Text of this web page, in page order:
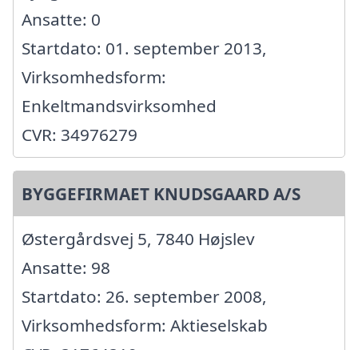
Ansatte: 0
Startdato: 01. september 2013,
Virksomhedsform:
Enkeltmandsvirksomhed
CVR: 34976279
BYGGEFIRMAET KNUDSGAARD A/S
Østergårdsvej 5, 7840 Højslev
Ansatte: 98
Startdato: 26. september 2008,
Virksomhedsform: Aktieselskab